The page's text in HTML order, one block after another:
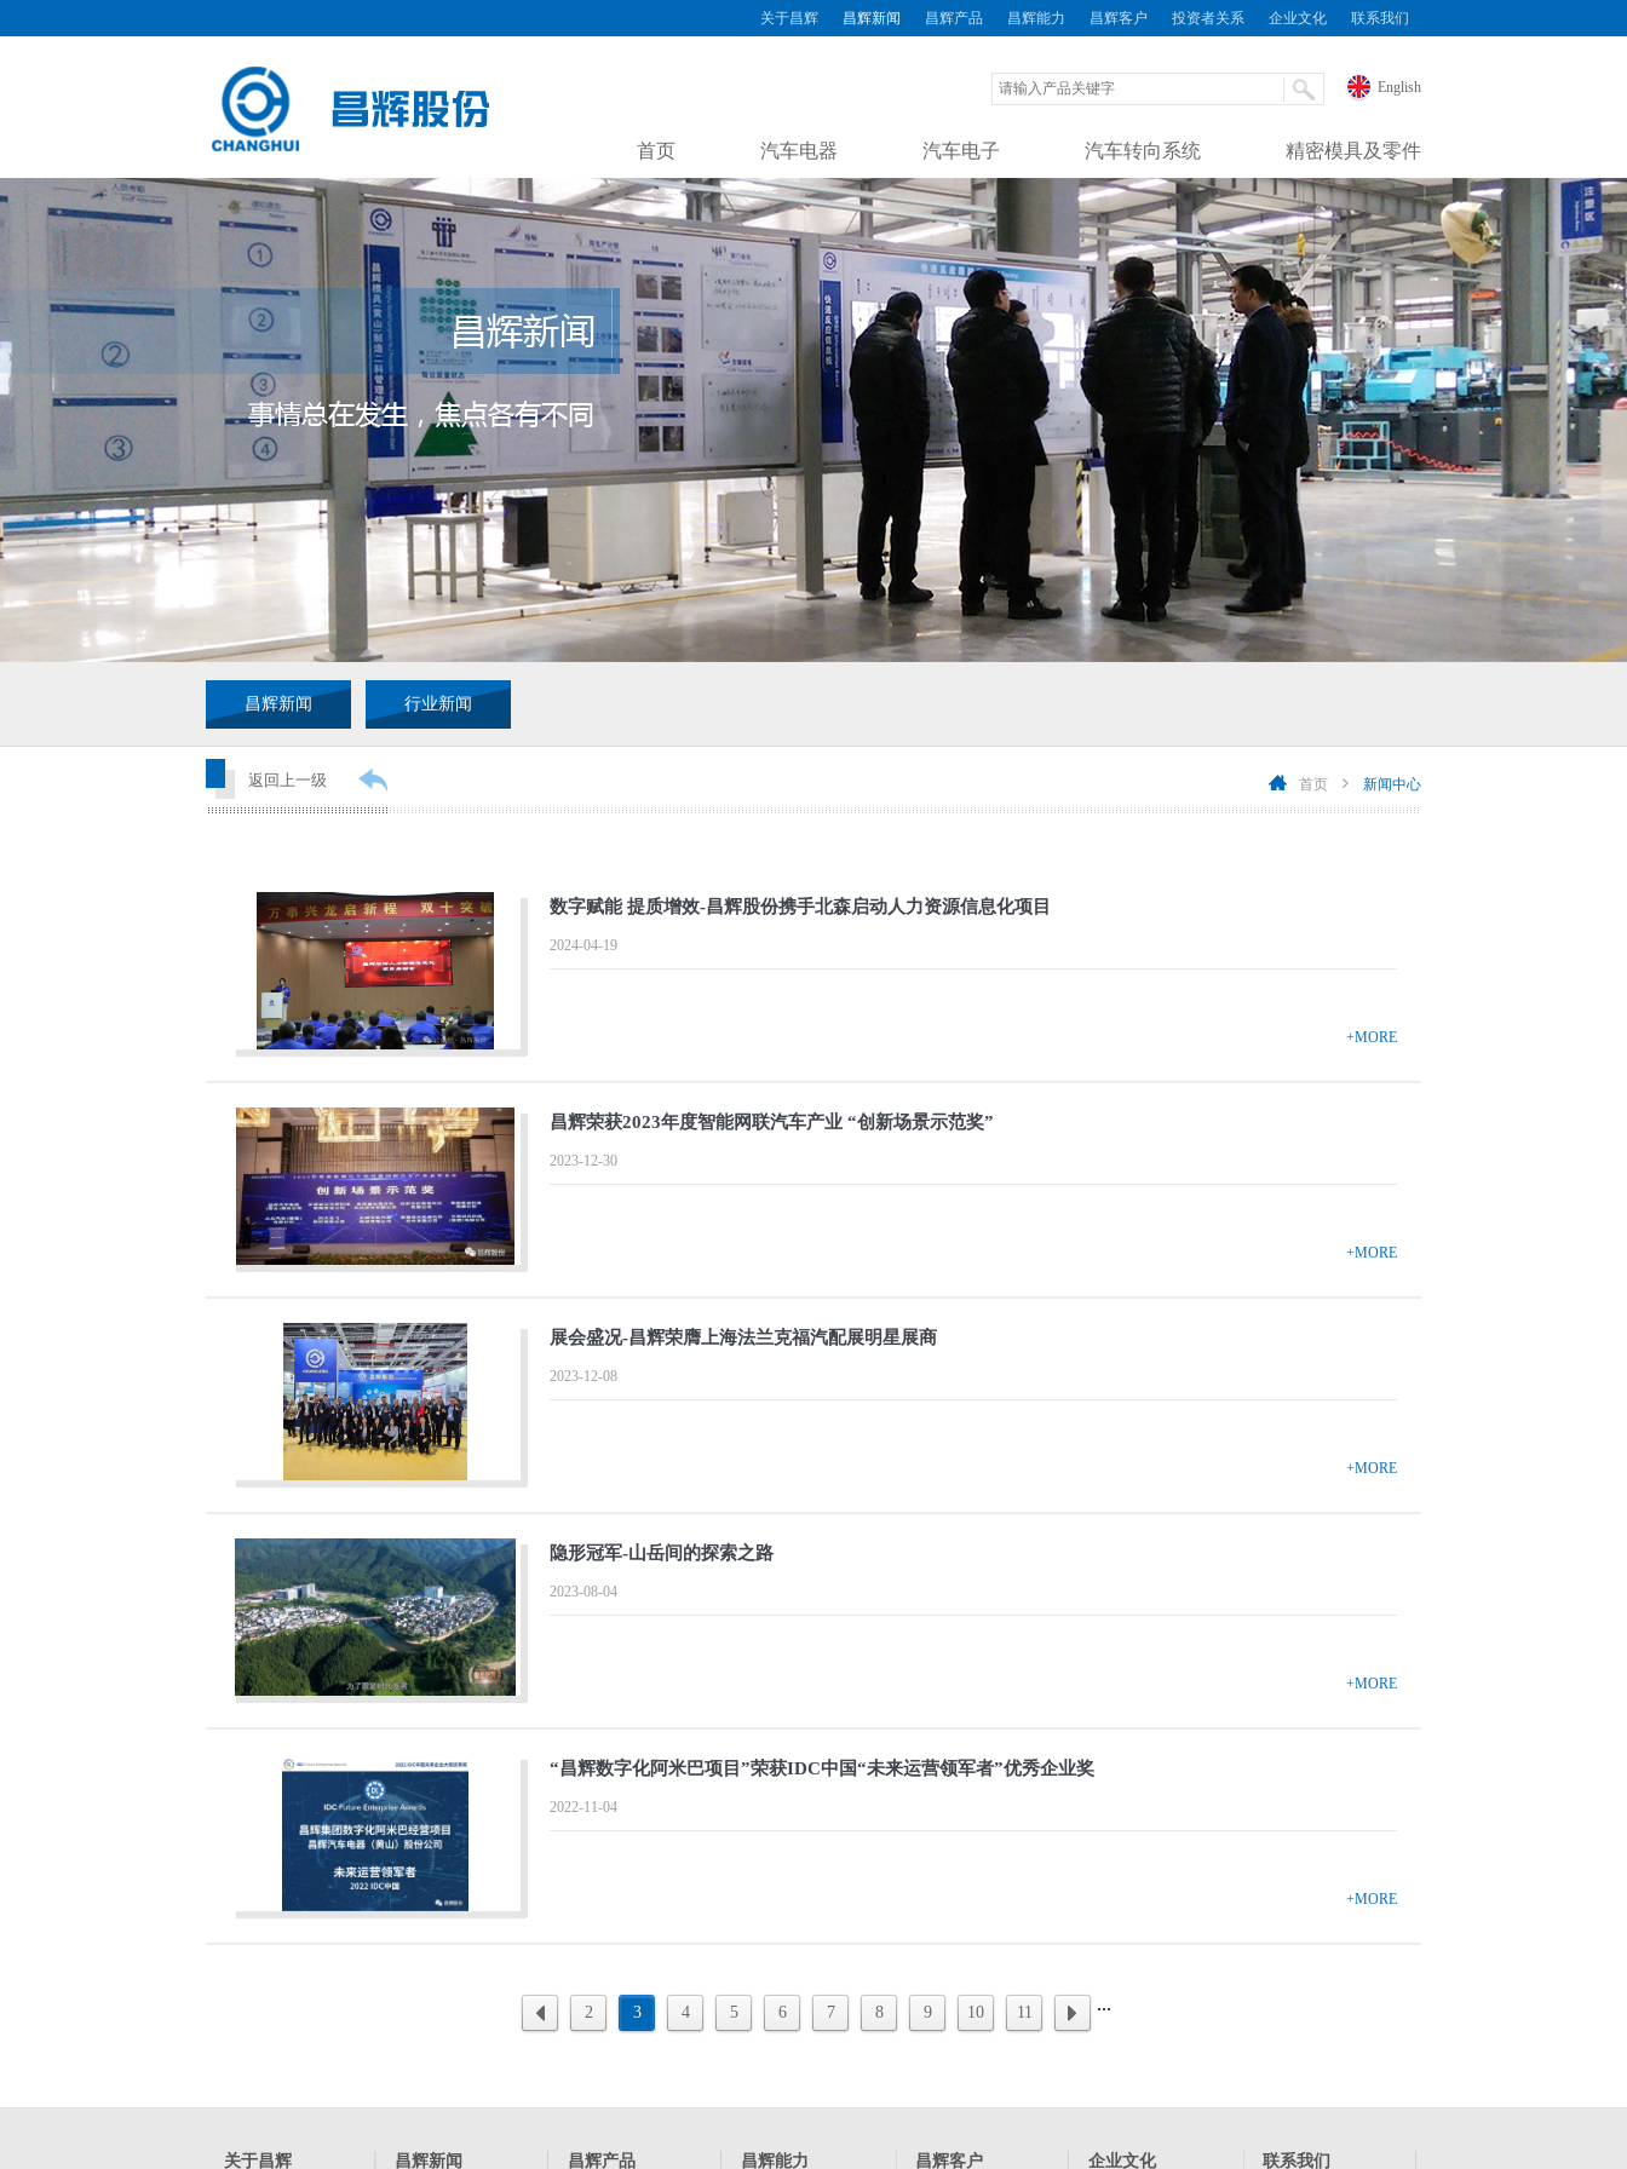
关于昌辉 昌辉新闻 昌辉产品 昌辉能力 昌辉客户 投资者关系 企业文化 联系我们
English
首页 汽车电器 汽车电子 汽车转向系统 精密模具及零件
昌辉新闻 行业新闻
返回上一级 首页 新闻中心
数字赋能 提质增效-昌辉股份携手北森启动人力资源信息化项目
2024-04-19
+MORE
昌辉荣获2023年度智能网联汽车产业 “创新场景示范奖”
2023-12-30
+MORE
展会盛况-昌辉荣膺上海法兰克福汽配展明星展商
2023-12-08
+MORE
隐形冠军-山岳间的探索之路
2023-08-04
+MORE
“昌辉数字化阿米巴项目”荣获IDC中国“未来运营领军者”优秀企业奖
2022-11-04
+MORE
...
2 3 4 5 6 7 8 9 10 11
关于昌辉 昌辉新闻 昌辉产品 昌辉能力 昌辉客户 企业文化 联系我们